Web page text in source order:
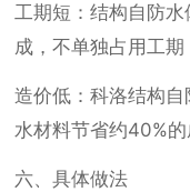
工期短：结构自防
成，不单独占用工期
造价低：科洛结构
水材料节省约40%的
六、具体做法